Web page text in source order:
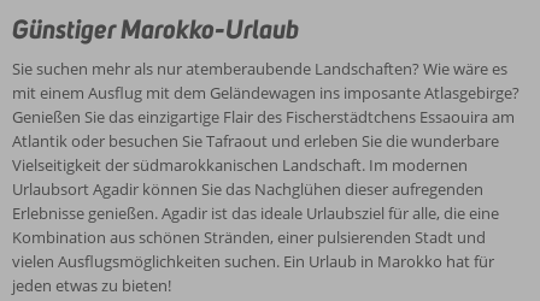
alten
Kultur
und
ihrer
wunderschönen,
faszinierenden
Umgebung.
Besuchen
Sie
Palmenoasen
und
einem
Ausflug
mit
dem
Geländewagen
ins
imposante
Atlasgebirge?
Genießen
Sie
das
einzigartige
ein
mediterranes
Klima
mit
milden
Wintern
(in
den
Höhenlagen
des
Atlasgebirges
kann
Erleben
und
genießen
Um
sich
voll
und
ganz
zu
entspannen,
Hotels
und
Appartements
Günstiger Marokko-Urlaub
Sie suchen mehr als nur atemberaubende Landschaften? Wie wäre es
mit einem Ausflug mit dem Geländewagen ins imposante Atlasgebirge?
Genießen Sie das einzigartige Flair des Fischerstädtchens Essaouira am
Atlantik oder besuchen Sie Tafraout und erleben Sie die wunderbare
Vielseitigkeit der südmarokkanischen Landschaft. Im modernen
Urlaubsort Agadir können Sie das Nachglühen dieser aufregenden
Erlebnisse genießen. Agadir ist das ideale Urlaubsziel für alle, die eine
Kombination aus schönen Stränden, einer pulsierenden Stadt und
vielen Ausflugsmöglichkeiten suchen. Ein Urlaub in Marokko hat für
jeden etwas zu bieten!